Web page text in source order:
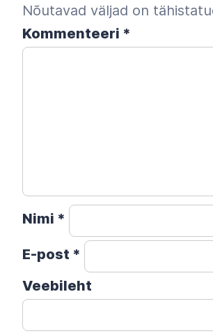
Nõutavad väljad on
Kommenteeri *
Nimi *
E-post *
Veebileht